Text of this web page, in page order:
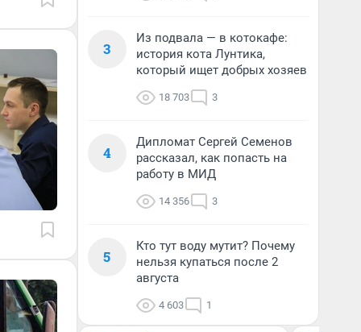
3
Из подвала — в котокафе:
история кота Лунтика,
который ищет добрых хозяев
18 703 3
4
Дипломат Сергей Семенов
рассказал, как попасть на
работу в МИД
14 356 3
5
Кто тут воду мутит? Почему
нельзя купаться после 2
августа
4 603 1